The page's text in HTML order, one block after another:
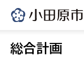
総合計画